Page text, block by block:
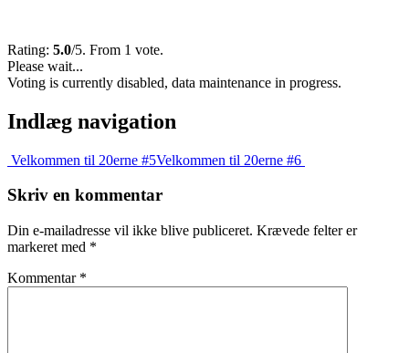
Rating: 5.0/5. From 1 vote.
Please wait...
Voting is currently disabled, data maintenance in progress.
Indlæg navigation
Velkommen til 20erne #5Velkommen til 20erne #6
Skriv en kommentar
Din e-mailadresse vil ikke blive publiceret. Krævede felter er
markeret med *
Kommentar *